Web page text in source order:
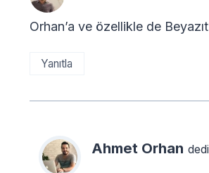
Orhan’a ve özellikle de
Yanıtla
Ahmet Orhan